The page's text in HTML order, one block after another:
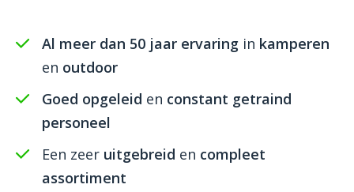
Al meer dan 50 jaar ervaring in kamperen
en outdoor
Goed opgeleid en constant getraind
personeel
Een zeer uitgebreid en compleet
assortiment